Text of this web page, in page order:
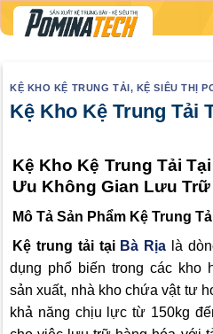
Skip
to
KỆ KHO KỆ TRUNG TẢI, KỆ SIÊU THỊ
Kệ Kho Kệ Trung Tải
Kệ Kho Kệ Trung Tải
Ưu Không Gian Lưu
Mô Tả Sản Phẩm Kệ Trung
Kệ trung tải tại Bà Rịa là
dụng phổ biến trong các kho
sản xuất, nhà kho chứa vật tư
khả năng chịu lực từ 150kg